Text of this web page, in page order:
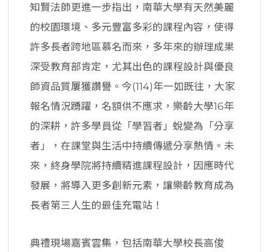
知賢法師更進一步指出，南華大學有天然美麗
的校園環境、多元豐富多彩的課程內容，使得
許多長者跨地區慕名而來，多年來的辦理成果
深受教育部肯定，尤其出色的課程設計與優良
師資品質屢獲讚譽。今(114)年一如既往，大家
報名情況踴躍，名額供不應求，樂齡大學16年
的深耕，許多學員從「學習者」蛻變為「分享
者」，在課堂與生活中持續傳遞分享熱情。未
來，終身學院將持續精進課程設計，因應時代
發展，將導入更多創新元素，讓樂齡教育成為
長者第三人生的最佳充電站！
典禮現場嘉賓雲集，包括南華大學校長高俊